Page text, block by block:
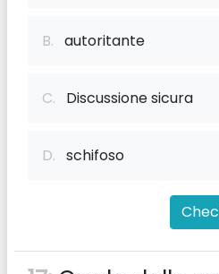
B. autoritante
C. Discussione sicura
D. schifoso